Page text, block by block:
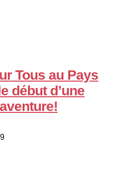
Tous au Pays
début d’une